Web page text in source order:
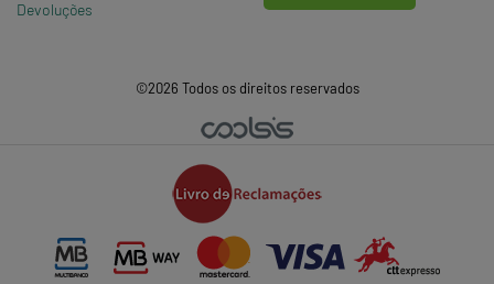
Devoluções
©2026 Todos os direitos reservados